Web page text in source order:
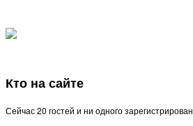
Кто на сайте
Сейчас 20 гостей и ни одного